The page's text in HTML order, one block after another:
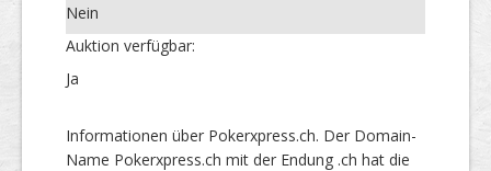
Nein
Auktion verfügbar:
Ja
Informationen über Pokerxpress.ch. Der Domain-
Name Pokerxpress.ch mit der Endung .ch hat die